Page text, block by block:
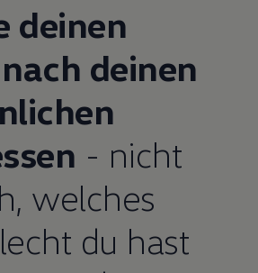
deinen
deinen
- nicht
welches
du hast